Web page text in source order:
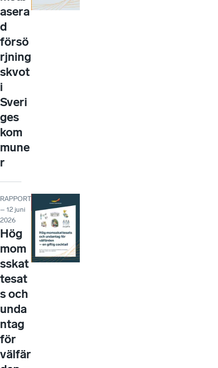
asera
d
försö
rjning
skvot
i
Sveri
ges
kom
mune
r
RAPPORT
– 12 juni
2026
Hög
mom
sskat
tesat
s och
unda
ntag
för
välfär